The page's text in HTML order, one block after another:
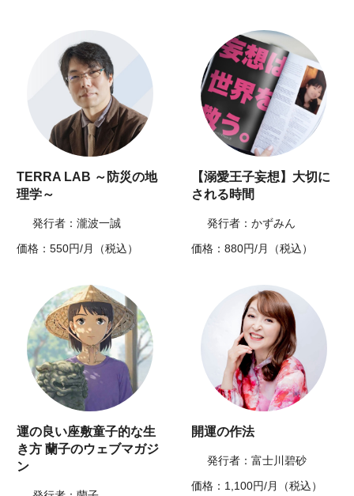
TERRA LAB ～防災の地
理学～
発行者：瀧波一誠
価格：550円/月（税込）
【溺愛王子妄想】大切に
される時間
発行者：かずみん
価格：880円/月（税込）
運の良い座敷童子的な生
き方 蘭子のウェブマガジ
ン
開運の作法
発行者：富士川碧砂
価格：1,100円/月（税込）